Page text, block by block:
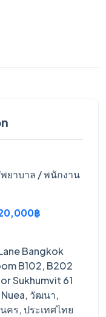
ยาบาล / พนักงาน
฿
Bangkok
B102, B202
Sukhumvit 61
Nuea, วัฒนา,
คร, ประเทศไทย